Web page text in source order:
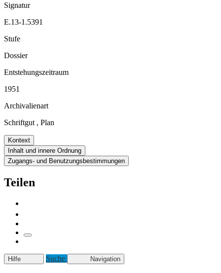
Signatur
E.13-1.5391
Stufe
Dossier
Entstehungszeitraum
1951
Archivalienart
Schriftgut , Plan
Kontext
Inhalt und innere Ordnung
Zugangs- und Benutzungsbestimmungen
Teilen
Hilfe Suche Navigation